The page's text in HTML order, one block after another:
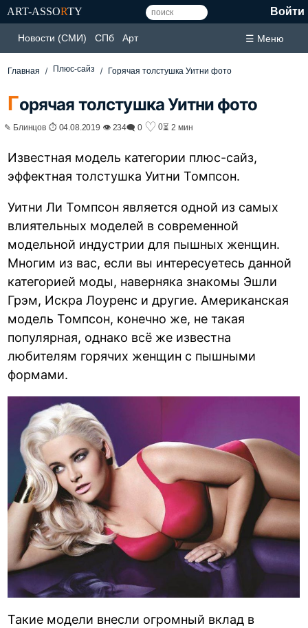
ART-ASSORTY Войти
Новости (СМИ) СПб Арт ☰ Меню
Главная Плюс-сайз Горячая толстушка Уитни фото
Горячая толстушка Уитни фото
✎ Блинцов ⏱ 04.08.2019 👁 234🗨 0 ♡ 0⏳ 2 мин
Известная модель категории плюс-сайз,
эффектная толстушка Уитни Томпсон.
Уитни Ли Томпсон является одной из самых
влиятельных моделей в современной
модельной индустрии для пышных женщин.
Многим из вас, если вы интересуетесь данной
категорией моды, наверняка знакомы Эшли
Грэм, Искра Лоуренс и другие. Американская
модель Томпсон, конечно же, не такая
популярная, однако всё же известна
любителям горячих женщин с пышными
формами.
Такие модели внесли огромный вклад в